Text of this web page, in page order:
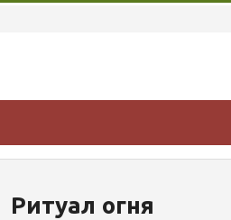
Ритуал огня